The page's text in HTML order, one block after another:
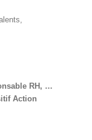
RH, …
Action